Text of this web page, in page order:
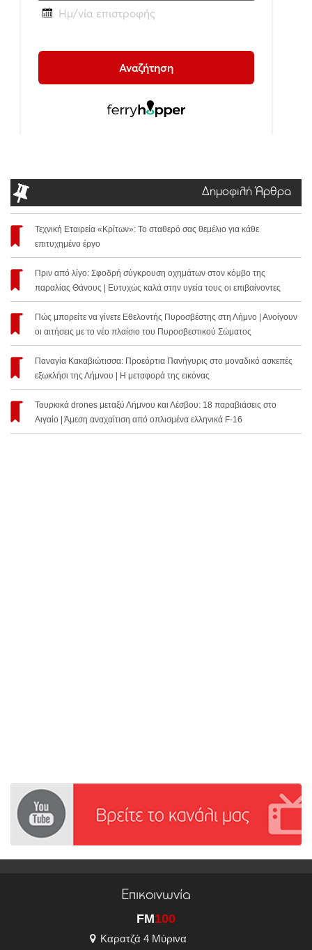
Δημοφιλή Άρθρα
Τεχνική Εταιρεία «Κρίτων»: Το σταθερό σας θεμέλιο για κάθε
επιτυχημένο έργο
Πριν από λίγο: Σφοδρή σύγκρουση οχημάτων στον κόμβο της
παραλίας Θάνους | Ευτυχώς καλά στην υγεία τους οι επιβαίνοντες
Πώς μπορείτε να γίνετε Εθελοντής Πυροσβέστης στη Λήμνο | Ανοίγουν
οι αιτήσεις με το νέο πλαίσιο του Πυροσβεστικού Σώματος
Παναγία Κακαβιώτισσα: Προεόρτια Πανήγυρις στο μοναδικό ασκεπές
εξωκλήσι της Λήμνου | Η μεταφορά της εικόνας
Τουρκικά drones μεταξύ Λήμνου και Λέσβου: 18 παραβιάσεις στο
Αιγαίο | Άμεση αναχαίτιση από οπλισμένα ελληνικά F-16
Επικοινωνία
FM100
Καρατζά 4 Μύρινα